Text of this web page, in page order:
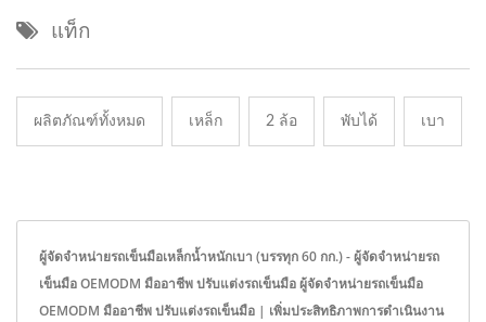
แท็ก
ผลิตภัณฑ์ทั้งหมด เหล็ก 2 ล้อ พับได้ เบา
ผู้จัดจำหน่ายรถเข็นมือเหล็กน้ำหนักเบา (บรรทุก 60 กก.) - ผู้จัดจำหน่ายรถ
เข็นมือ OEMODM มืออาชีพ ปรับแต่งรถเข็นมือ ผู้จัดจำหน่ายรถเข็นมือ
OEMODM มืออาชีพ ปรับแต่งรถเข็นมือ | เพิ่มประสิทธิภาพการดำเนินงาน